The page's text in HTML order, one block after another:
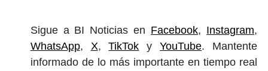
Sigue a BI Noticias en Facebook, Instagram,
WhatsApp, X,TikTok yYouTube. Mantente
informado de lo más importante en tiempo real